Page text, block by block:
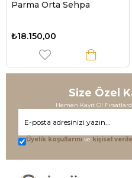
Parma Orta Sehpa
₺18.150,00
Size Özel
Hemen Kayıt Ol
Üyelik koşullarını ve kişisel